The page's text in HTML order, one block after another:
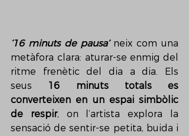
‘16 minuts de pausa’ neix com una
metàfora clara: aturar-se enmig del
ritme frenètic del dia a dia. Els
seus 16 minuts totals es
converteixen en un espai simbòlic
de respir, on l’artista explora la
sensació de sentir-se petita, buida i